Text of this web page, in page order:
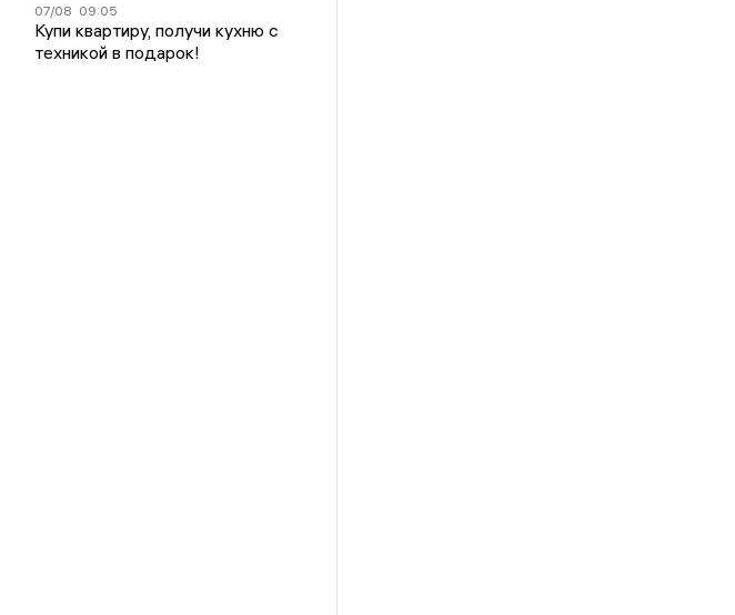
07/08 09:05
Купи квартиру, получи кухню с
техникой в подарок!